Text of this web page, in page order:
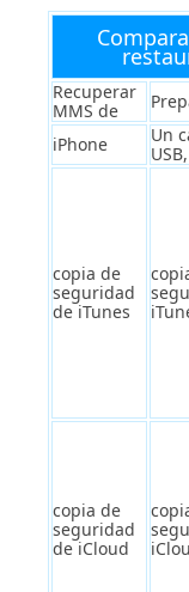
Recuperar
MMS de
iPhone
Un
copia de
seguridad
de iTunes
copia de
seguridad
de iCloud